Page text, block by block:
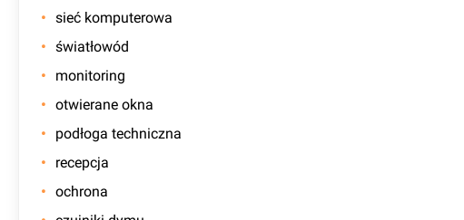
sieć komputerowa
światłowód
monitoring
otwierane okna
podłoga techniczna
recepcja
ochrona